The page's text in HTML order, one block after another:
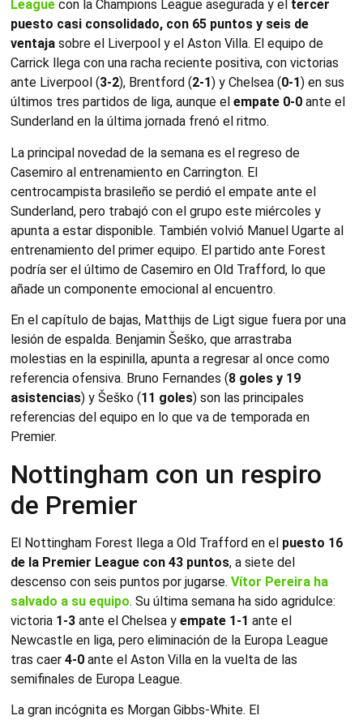
League con la Champions League asegurada y el tercer
puesto casi consolidado, con 65 puntos y seis de
ventaja sobre el Liverpool y el Aston Villa. El equipo de
Carrick llega con una racha reciente positiva, con victorias
ante Liverpool (3-2), Brentford (2-1) y Chelsea (0-1) en sus
últimos tres partidos de liga, aunque el empate 0-0 ante el
Sunderland en la última jornada frenó el ritmo.
La principal novedad de la semana es el regreso de
Casemiro al entrenamiento en Carrington. El
centrocampista brasileño se perdió el empate ante el
Sunderland, pero trabajó con el grupo este miércoles y
apunta a estar disponible. También volvió Manuel Ugarte al
entrenamiento del primer equipo. El partido ante Forest
podría ser el último de Casemiro en Old Trafford, lo que
añade un componente emocional al encuentro.
En el capítulo de bajas, Matthijs de Ligt sigue fuera por una
lesión de espalda. Benjamin Šeško, que arrastraba
molestias en la espinilla, apunta a regresar al once como
referencia ofensiva. Bruno Fernandes (8 goles y 19
asistencias) y Šeško (11 goles) son las principales
referencias del equipo en lo que va de temporada en
Premier.
Nottingham con un respiro
de Premier
El Nottingham Forest llega a Old Trafford en el puesto 16
de la Premier League con 43 puntos, a siete del
descenso con seis puntos por jugarse. Vítor Pereira ha
salvado a su equipo. Su última semana ha sido agridulce:
victoria 1-3 ante el Chelsea y empate 1-1 ante el
Newcastle en liga, pero eliminación de la Europa League
tras caer 4-0 ante el Aston Villa en la vuelta de las
semifinales de Europa League.
La gran incógnita es Morgan Gibbs-White. El